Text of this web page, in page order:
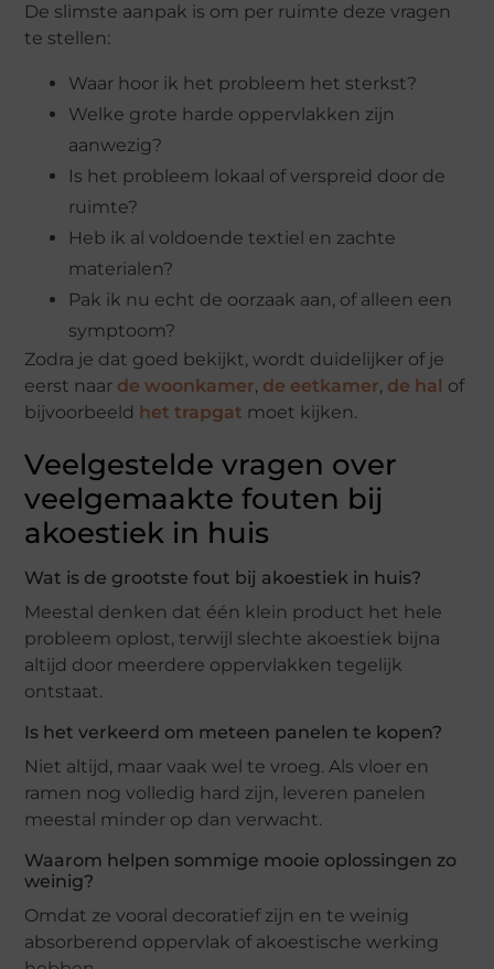
De slimste aanpak is om per ruimte deze vragen
te stellen:
Waar hoor ik het probleem het sterkst?
Welke grote harde oppervlakken zijn
aanwezig?
Is het probleem lokaal of verspreid door de
ruimte?
Heb ik al voldoende textiel en zachte
materialen?
Pak ik nu echt de oorzaak aan, of alleen een
symptoom?
Zodra je dat goed bekijkt, wordt duidelijker of je
eerst naar de woonkamer, de eetkamer, de hal of
bijvoorbeeld het trapgat moet kijken.
Veelgestelde vragen over
veelgemaakte fouten bij
akoestiek in huis
Wat is de grootste fout bij akoestiek in huis?
Meestal denken dat één klein product het hele
probleem oplost, terwijl slechte akoestiek bijna
altijd door meerdere oppervlakken tegelijk
ontstaat.
Is het verkeerd om meteen panelen te kopen?
Niet altijd, maar vaak wel te vroeg. Als vloer en
ramen nog volledig hard zijn, leveren panelen
meestal minder op dan verwacht.
Waarom helpen sommige mooie oplossingen zo
weinig?
Omdat ze vooral decoratief zijn en te weinig
absorberend oppervlak of akoestische werking